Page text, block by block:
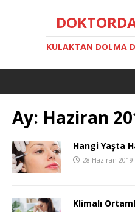
KULAKTAN DOLMA
Ay: Haziran
Hangi Yaşta
28 Haziran 2019
Klimalı